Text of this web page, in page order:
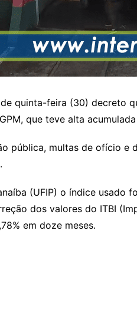
quinta-feira (30) decreto
que teve alta
pública, multas de ofício
(UFIP) o índice usado
dos valores do ITBI
em doze meses.